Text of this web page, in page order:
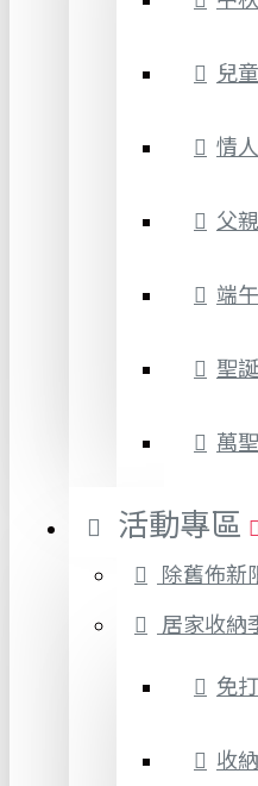
兒
情
父
端
聖
萬
活動專區
除舊佈新
居家收納
免
收